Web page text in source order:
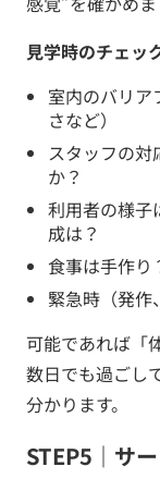
見学時のチェッ
室内のバリア
さなど）
スタッフの
か？
利用者の様子
成は？
食事は手作り
緊急時（発作
可能であれば「
数日でも過ごし
分かります。
STEP5｜サ